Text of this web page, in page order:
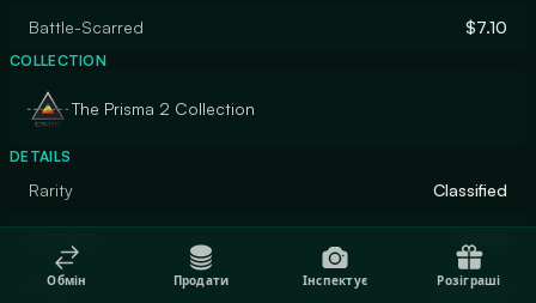
Battle-Scarred $7.10
COLLECTION
The Prisma 2 Collection
DETAILS
Rarity Classified
Finish Gunsmith
Обмін Продати Інспектує Розіграші